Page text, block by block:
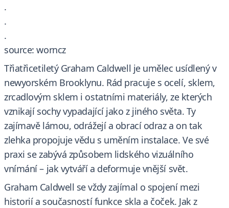
.
.
.
source: worncz
Třiatřicetiletý Graham Caldwell je umělec usídlený v
newyorském Brooklynu. Rád pracuje s ocelí, sklem,
zrcadlovým sklem i ostatními materiály, ze kterých
vznikají sochy vypadající jako z jiného světa. Ty
zajímavě lámou, odrážejí a obrací odraz a on tak
zlehka propojuje vědu s uměním instalace. Ve své
praxi se zabývá způsobem lidského vizuálního
vnímání – jak vytváří a deformuje vnější svět.
Graham Caldwell se vždy zajímal o spojení mezi
historií a současností funkce skla a čoček. Jak z